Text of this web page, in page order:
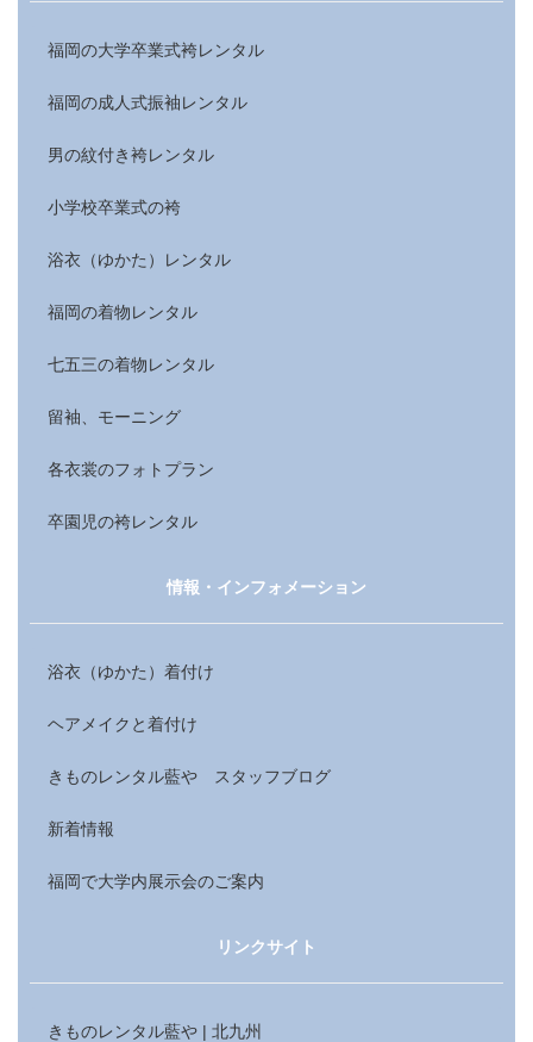
福岡の大学卒業式袴レンタル
福岡の成人式振袖レンタル
男の紋付き袴レンタル
小学校卒業式の袴
浴衣（ゆかた）レンタル
福岡の着物レンタル
七五三の着物レンタル
留袖、モーニング
各衣裳のフォトプラン
卒園児の袴レンタル
情報・インフォメーション
浴衣（ゆかた）着付け
ヘアメイクと着付け
きものレンタル藍や スタッフブログ
新着情報
福岡で大学内展示会のご案内
リンクサイト
きものレンタル藍や | 北九州